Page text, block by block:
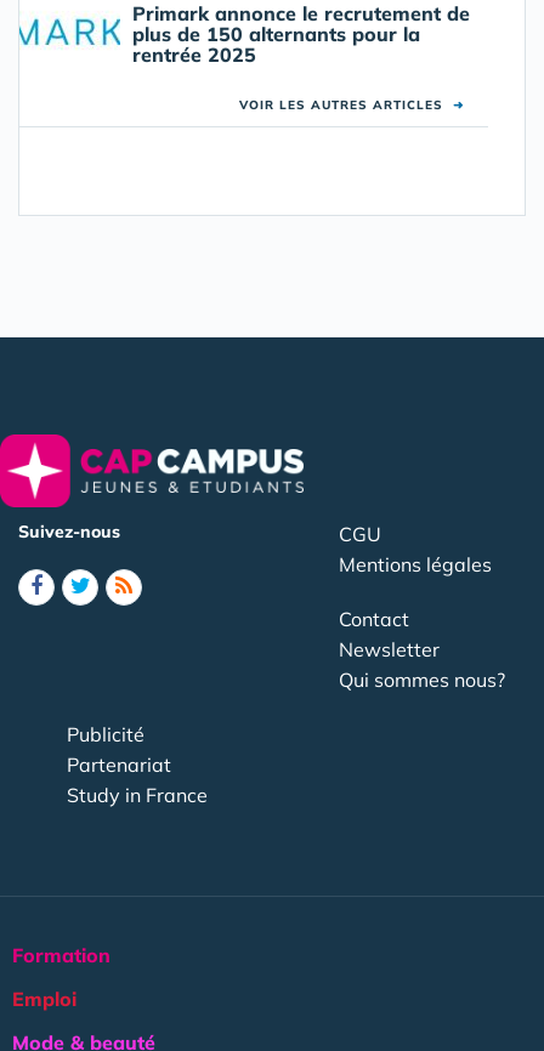
Primark annonce le recrutement de
plus de 150 alternants pour la
rentrée 2025
VOIR LES AUTRES ARTICLES ➜
Suivez-nous
CGU
Mentions légales
Contact
Newsletter
Qui sommes nous?
Publicité
Partenariat
Study in France
Formation
Emploi
Mode & beauté